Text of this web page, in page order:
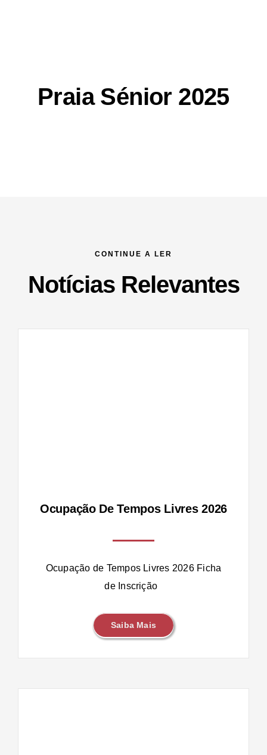
Praia Sénior 2025
CONTINUE A LER
Notícias Relevantes
Ocupação De Tempos Livres 2026
Ocupação de Tempos Livres 2026 Ficha
de Inscrição
Saiba Mais